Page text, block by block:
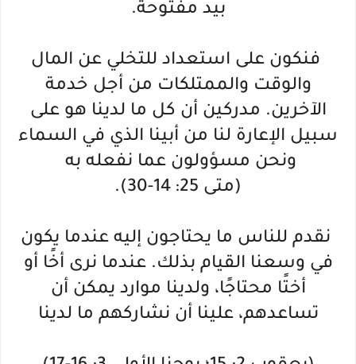
بيد مفتوحة.
فنكون على استعداد للتخلي عن المال
والوقت والممتلكات من أجل خدمة
الآخرين. مدركين أن كل ما لدينا هو على
سبيل الإعارة لنا من أبينا الذي في السماء
ونحن مسؤولون عما نفعله به
(متى 25: 14-30).
نقدم للناس ما يحتاجون إليه عندما يكون
في وسعنا القيام بذلك. عندما نرى أخًا أو
أختًا محتاجًا، ولدينا موارد يمكن أن
تساعدهم، علينا أن نشاركهم ما لدينا